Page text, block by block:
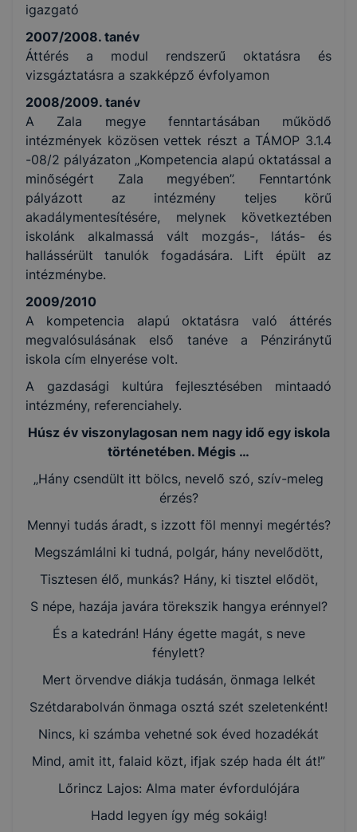
igazgató
2007/2008. tanév
Áttérés a modul rendszerű oktatásra és
vizsgáztatásra a szakképző évfolyamon
2008/2009. tanév
A Zala megye fenntartásában működő
intézmények közösen vettek részt a TÁMOP 3.1.4
-08/2 pályázaton „Kompetencia alapú oktatással a
minőségért Zala megyében”. Fenntartónk
pályázott az intézmény teljes körű
akadálymentesítésére, melynek következtében
iskolánk alkalmassá vált mozgás-, látás- és
hallássérült tanulók fogadására. Lift épült az
intézménybe.
2009/2010
A kompetencia alapú oktatásra való áttérés
megvalósulásának első tanéve a Pénziránytű
iskola cím elnyerése volt.
A gazdasági kultúra fejlesztésében mintaadó
intézmény, referenciahely.
Húsz év viszonylagosan nem nagy idő egy iskola
történetében. Mégis …
„Hány csendült itt bölcs, nevelő szó, szív-meleg
érzés?
Mennyi tudás áradt, s izzott föl mennyi megértés?
Megszámlálni ki tudná, polgár, hány nevelődött,
Tisztesen élő, munkás? Hány, ki tisztel elődöt,
S népe, hazája javára törekszik hangya erénnyel?
És a katedrán! Hány égette magát, s neve
fénylett?
Mert örvendve diákja tudásán, önmaga lelkét
Szétdarabolván önmaga osztá szét szeletenként!
Nincs, ki számba vehetné sok éved hozadékát
Mind, amit itt, falaid közt, ifjak szép hada élt át!”
Lőrincz Lajos: Alma mater évfordulójára
Hadd legyen így még sokáig!